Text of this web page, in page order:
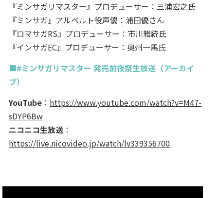
『ミンサガリマスター』プロデューサー：三浦宏之氏
『ミンサガ』アルベルト役声優：浦田優さん
『ロマサガRS』プロデューサー：市川雅統氏
『インサガEC』プロデューサー：奥州一馬氏
■#ミンサガリマスター 発売前夜祭生放送（アーカイ
ブ）
YouTube： https://www.youtube.com/watch?v=M47-
sDYP6Bw
ニコニコ生放送：
https://live.nicovideo.jp/watch/lv339356700